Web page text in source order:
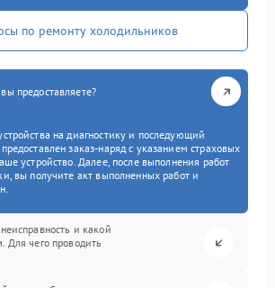
по ремонту холодильников
предоставляете?
на диагностику и последующий
заказ-наряд с указанием страховых
устройство. Далее, после выполнения работ
вы получите акт выполненных работ и
и какой
Для чего проводить